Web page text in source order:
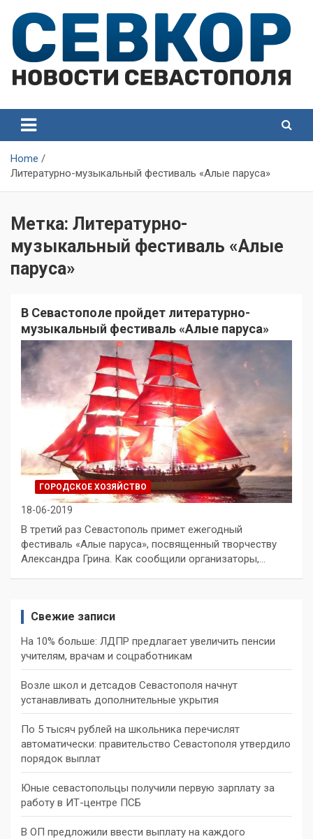
content
Севастополя
Севастополя
Home
Литературно-музыкальный фестиваль «Алые паруса»
Метка: Литературно-
музыкальный фестиваль «Алые
паруса»
В Севастополе пройдет литературно-
музыкальный фестиваль «Алые паруса»
ГОРОДСКОЕ ХОЗЯЙСТВО
18-06-2019
В третий раз Севастополь примет ежегодный
фестиваль «Алые паруса», посвященный творчеству
Александра Грина. Как сообщили организаторы,…
Свежие записи
На 10% больше: ЛДПР предлагает увеличить пенсии
учителям, врачам и соцработникам
Возле школ и детсадов Севастополя начнут
устанавливать дополнительные укрытия
По 5 тысяч рублей на школьника перечислят
автоматически: правительство Севастополя утвердило
порядок выплат
Юные севастопольцы получили первую зарплату за
работу в ИТ-центре ПСБ
В ОП предложили ввести выплату на каждого